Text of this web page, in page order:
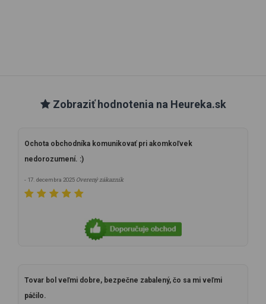
Zobraziť hodnotenia na Heureka.sk
Ochota obchodníka komunikovať pri akomkoľvek
nedorozumení. :)
- 17. decembra 2025 Overený zákazník
Tovar bol veľmi dobre, bezpečne zabalený, čo sa mi veľmi
páčilo.